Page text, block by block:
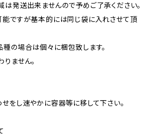
発送出来ませんので予めご了承ください。
能ですが基本的には同じ袋に入れさせて頂
の場合は個々に梱包致します。
ません。
をし速やかに容器等に移して下さい。